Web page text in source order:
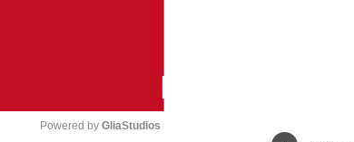
Powered by GliaStudios